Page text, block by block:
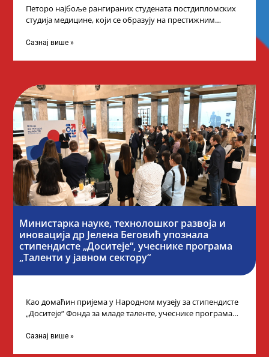
Петоро најбоље рангираних студената постдипломских
студија медицине, који се образују на престижним
стипендије од
Сазнај више »
Министарка науке, технолошког развоја и
иновација др Јелена Беговић упознала
стипендисте „Доситеје“, учеснике програма
„Таленти у јавном сектору“
Као домаћин пријема у Народном музеју за стипендисте
„Доситеје“ Фонда за младе таленте, учеснике програма
Сазнај више »